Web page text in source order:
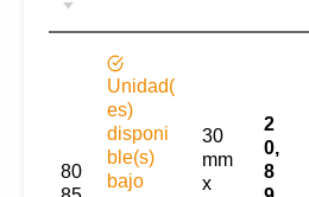
80
Unidad(
es)
disponi
ble(s)
bajo
30
mm
x
2
0,
8